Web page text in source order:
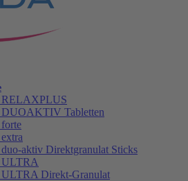
RELAXPLUS
DUOAKTIV Tabletten
aktiv Direktgranulat Sticks
ULTRA
Direkt-Granulat